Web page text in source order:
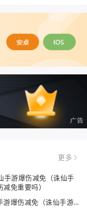
更多
诛仙手游爆伤减免（诛仙手游爆伤减免重要吗）